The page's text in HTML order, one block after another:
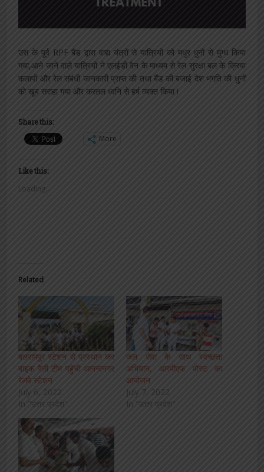
उस के पूर्व RPF बैंड द्वारा वाद्य यंत्रों से यात्रियों को मधुर धुनों से मुग्ध किया
गया,आने जाने वाले यात्रियों ने एलईडी वैन के माध्यम से रेल सुरक्षा बल के क्रिया
कलापों और रेल संबंधी जानकारी प्राप्त की तथा बैंड की बजाई देश भगति की धुनों
को खूब सराहा गया और करतल ध्वनि से हर्ष व्यक्त किया !
Share this:
More
Like this:
Loading...
Related
बलरामपुर स्टेशन से प्रस्थान कर
बाइक रैली टीम पहुॅची आनन्दनगर
रेलवे स्टेशन
July 6, 2022
In "उत्तर प्रदेश"
जल सेवा के साथ स्वच्छता
अभियान, आरपीएफ पोस्ट का
आयोजन
July 7, 2022
In "उत्तर प्रदेश"